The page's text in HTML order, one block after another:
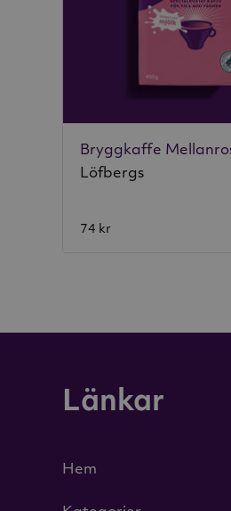
Löfbergs
74 kr
Länkar
Hem